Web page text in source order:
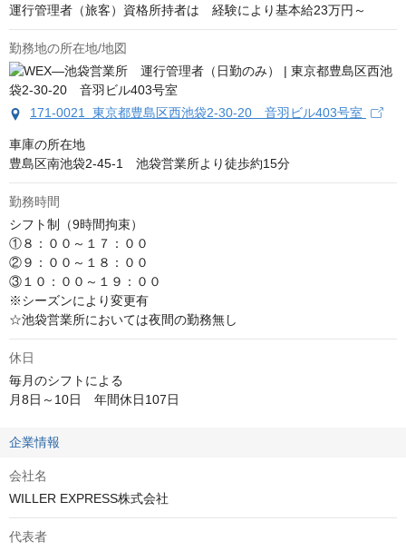
運行管理者（旅客）資格所持者は　経験により基本給23万円～
勤務地の所在地/地図
171-0021 東京都豊島区西池袋2-30-20 音羽ビル403号室
車庫の所在地
豊島区南池袋2-45-1　池袋営業所より徒歩約15分
勤務時間
シフト制（9時間拘束）
①８：００～１７：００
②９：００～１８：００
③１０：００～１９：００
※シーズンにより変更有
☆池袋営業所においては夜間の勤務無し
休日
毎月のシフトによる
月8日～10日　年間休日107日
企業情報
会社名
WILLER EXPRESS株式会社
代表者